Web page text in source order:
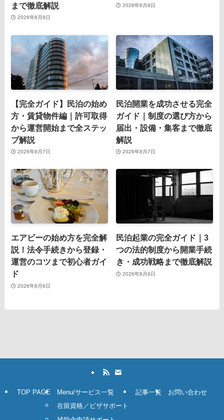
まで徹底解説
2026年8月8日
2026年8月8日
【完全ガイド】民泊の始め
方・賃貸物件編｜許可取得
から運営開始まで全ステッ
プ解説
2026年8月7日
民泊開業を成功させる完全
ガイド｜制度の選び方から
届出・設備・集客まで徹底
解説
2026年8月7日
エアビーの始め方を完全解
説！法令手続きから登録・
運営のコツまで初心者ガイ
ド
2026年8月6日
民泊起業の完全ガイド｜3
つの法的制度から開業手続
き・成功戦略まで徹底解説
2026年8月6日
TOP PAGE
Menu/サービス一覧
在留資格／ビザサポート
記事一覧 お問い合わせ